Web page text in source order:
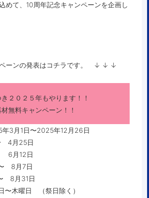
めて、10周年記念キャンペーンを企画し
ペーンの発表はコチラです。 ↓ ↓ ↓
２０２５年もやります！！
無料キャンペーン！！
3月1日〜2025年12月26日
月25日
月12日
8月7日
8月31日
木曜日 （祭日除く）